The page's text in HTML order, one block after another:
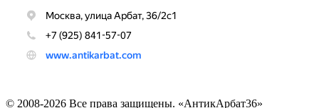
© 2008-2026 Все права защищены. «АнтикАрбат36»